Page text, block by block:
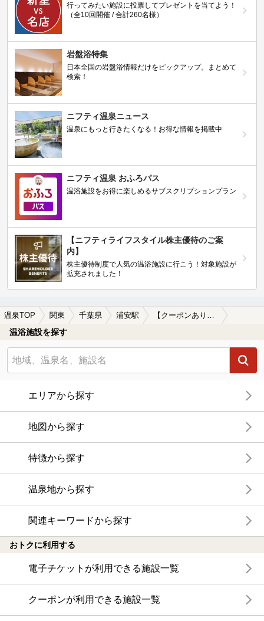
行ってみたい施設に投票してプレゼントを当てよう！
（全10回開催 / 合計260名様）
岩盤浴特集
日本全国の岩盤浴情報だけをピックアップ。まとめて
検索！
ニフティ温泉ニュース
温泉にもっと行きたくなる！お得な情報を掲載中
ニフティ温泉 おふろパス
温浴施設をお得に楽しめるサブスクリプションプラン
【ニフティライフスタイル株主優待のご案
内】
株主優待制度で人気の温浴施設に行こう！対象施設が
拡充されました！
温泉TOP 関東 千葉県 浦安駅
温浴施設を探す
エリアから探す
地図から探す
特徴から探す
温泉地から探す
関連キーワードから探す
おトクに利用する
電子チケットが利用できる施設一覧
クーポンが利用できる施設一覧